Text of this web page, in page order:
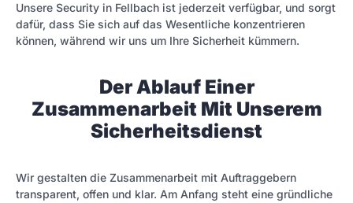
Unsere Security in Fellbach ist jederzeit verfügbar, und sorgt
dafür, dass Sie sich auf das Wesentliche konzentrieren
können, während wir uns um Ihre Sicherheit kümmern.
Der Ablauf Einer
Zusammenarbeit Mit Unserem
Sicherheitsdienst
Wir gestalten die Zusammenarbeit mit Auftraggebern
transparent, offen und klar. Am Anfang steht eine gründliche